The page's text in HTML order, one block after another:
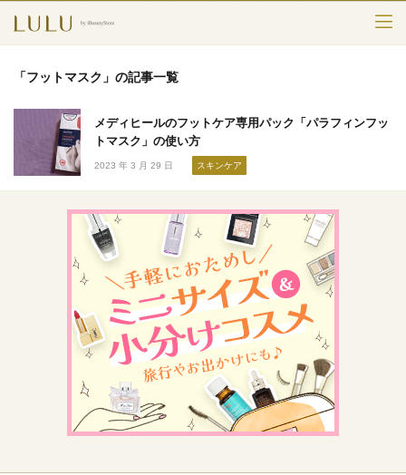
スキンケア
メークアップ
エイジングケア
フレグランス
ボディ＆ヘア
ライフスタイル
検索
「フットマスク」の記事一覧
メディヒールのフットケア専用パック「パラフィンフッ
トマスク」の使い方
2023 年 3 月 29 日 スキンケア